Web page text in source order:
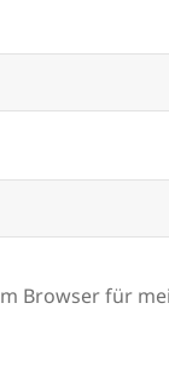
Browser für